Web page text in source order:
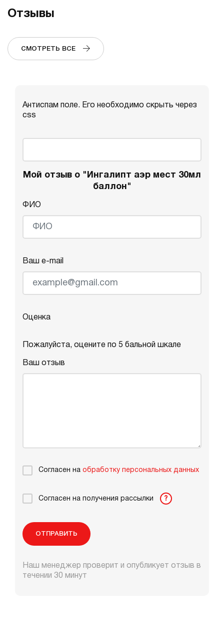
Отзывы
СМОТРЕТЬ ВСЕ
Антиспам поле. Его необходимо скрыть через
css
Мой отзыв о "Ингалипт аэр мест 30мл
баллон"
ФИО
Ваш e-mail
Оценка
Пожалуйста, оцените по 5 бальной шкале
Ваш отзыв
Согласен на обработку персональных данных
Согласен на получения рассылки ?
ОТПРАВИТЬ
Наш менеджер проверит и опубликует отзыв в
течении 30 минут